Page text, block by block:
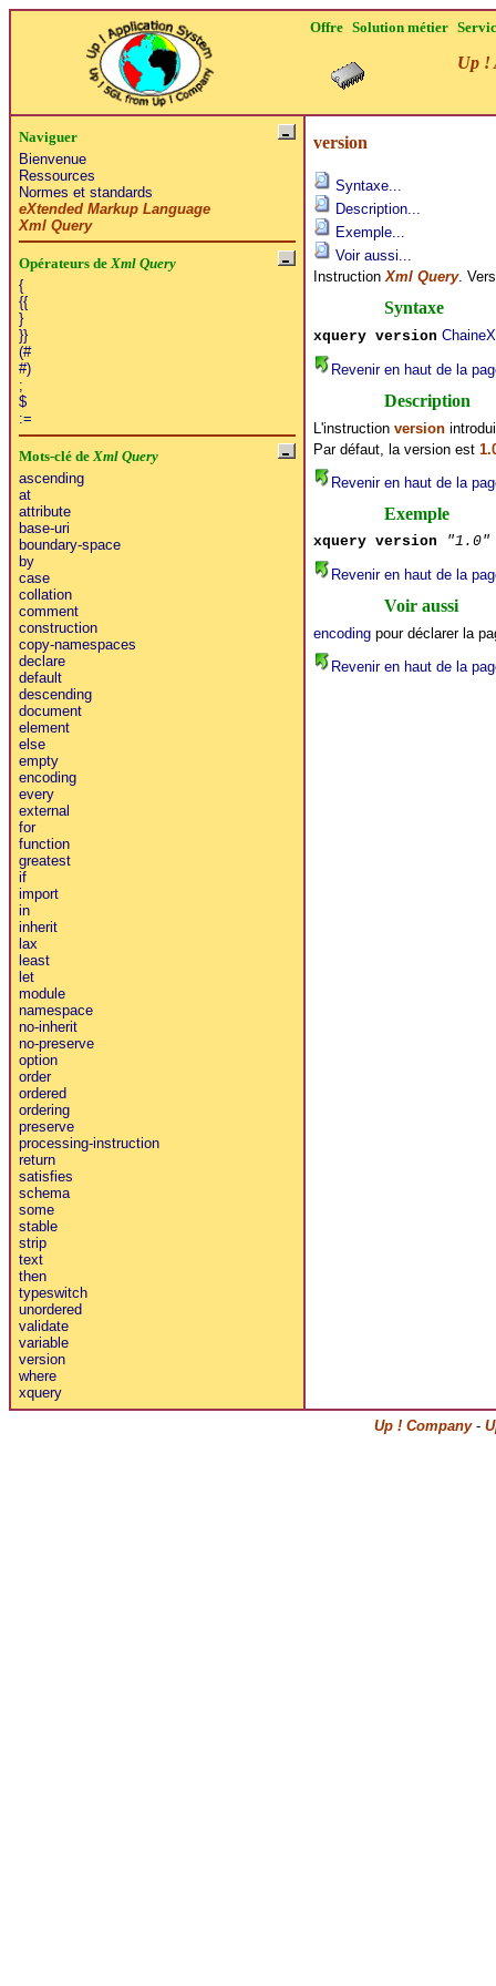
Offre Solution métier
Up !
Naviguer
Bienvenue
Ressources
Normes et standards
eXtended Markup Language
Xml Query
Opérateurs de Xml Query
{
{{
}
}}
(#
#)
;
$
:=
Mots-clé deXml Query
ascending
at
attribute
base-uri
boundary-space
by
case
collation
comment
construction
copy-namespaces
declare
default
descending
document
element
else
empty
encoding
every
external
for
function
greatest
if
import
in
inherit
lax
least
let
module
namespace
no-inherit
no-preserve
option
order
ordered
ordering
preserve
processing-instruction
return
satisfies
schema
some
stable
strip
text
then
typeswitch
unordered
validate
variable
version
where
xquery
version
Syntaxe...
Description...
Exemple...
Voir aussi...
Instruction Xml Query.
Syntaxe
xquery version
Revenir en haut de la
Description
L'instruction version
Par défaut, la version est
Revenir en haut de la
Exemple
xquery version
"1.0"
Revenir en haut de la
Voir aussi
encodingpour déclarer la
Revenir en haut de la
Up ! Company-